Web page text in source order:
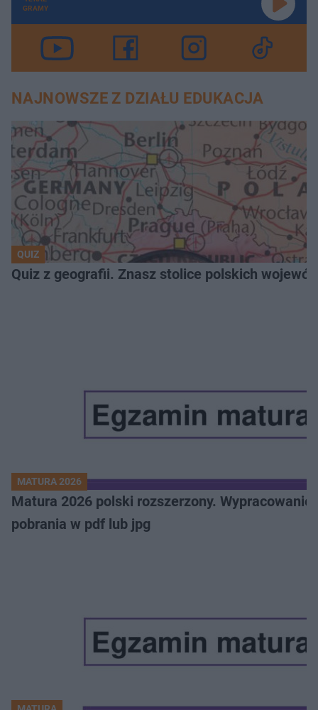
GRAMY
NAJNOWSZE Z DZIAŁU EDUKACJA
QUIZ
Quiz z geografii. Znasz stolice polskich
MATURA 2026
Matura 2026 polski rozszerzony.
pobrania w pdf lub jpg